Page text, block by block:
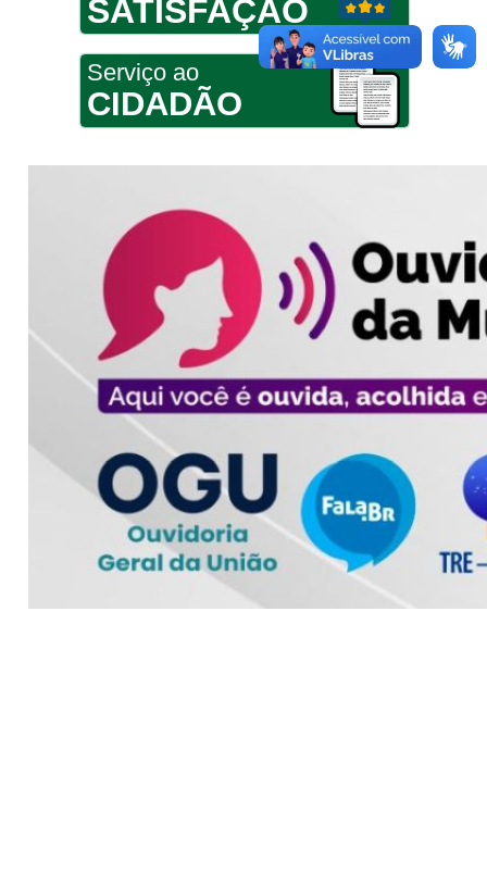
SATISFAÇÃO
Serviço ao
CIDADÃO